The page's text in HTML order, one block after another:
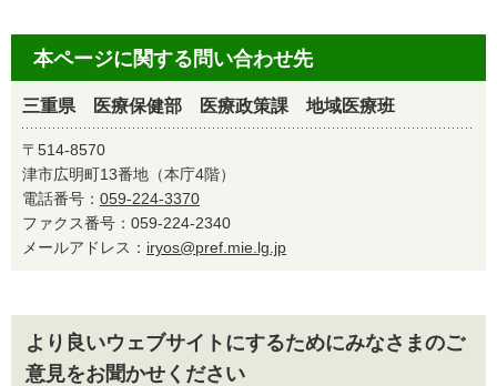
本ページに関する問い合わせ先
三重県 医療保健部 医療政策課 地域医療班
〒514-8570
津市広明町13番地（本庁4階）
電話番号： 059-224-3370
ファクス番号：059-224-2340
メールアドレス： iryos@pref.mie.lg.jp
より良いウェブサイトにするためにみなさまのご
意見をお聞かせください